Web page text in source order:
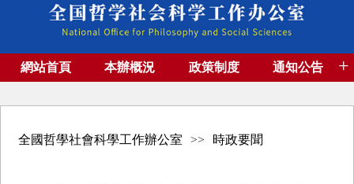
網站首頁 本辦概況 政策制度 通知公告 +
全國哲學社會科學工作辦公室 >> 時政要聞